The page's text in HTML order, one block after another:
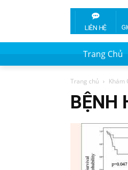
LIÊN HỆ
Trang Chủ
Trang chủ Khám
BỆNH